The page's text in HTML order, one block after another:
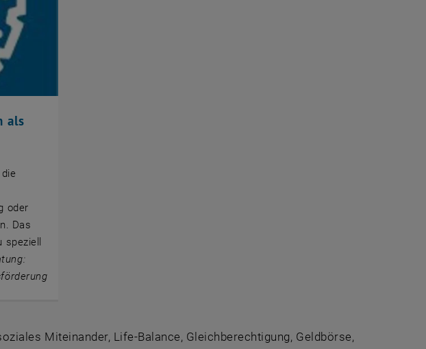
als
oder
Das
Miteinander, Life-Balance, Gleichberechtigung, Geldbörse,